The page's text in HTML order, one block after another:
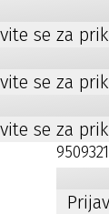
se za
se za
se za